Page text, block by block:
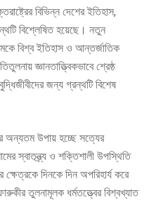
বিভিন্ন দেশের ইতিহাস,
বিশ্লেষিত হয়েছে। নতুন
বিশ্ব ইতিহাস ও আন্তর্জাতিক
জ্ঞানতাত্ত্বিকভাবে শ্রেষ্ঠ
জন্য গ্রন্থটি বিশেষ
অন্যতম উপায় হচ্ছে সত্যের
স্বাতন্ত্র্য ও শক্তিশালী উপস্থিতি
দিনকে দিন অপরিহার্য করে
তুলনামূলক ধর্মতত্ত্বের বিশ্বখ্যাত